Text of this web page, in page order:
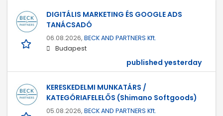
DIGITÁLIS MARKETING ÉS GOOGLE ADS
TANÁCSADÓ
06.08.2026, BECK AND PARTNERS Kft.
Budapest
published yesterday
KERESKEDELMI MUNKATÁRS /
KATEGÓRIAFELELŐS (Shimano Softgoods)
05.08.2026, BECK AND PARTNERS Kft.